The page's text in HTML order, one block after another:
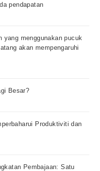
pendapatan
yang menggunakan pucuk
akan mempengaruhi
Besar?
Produktiviti dan
Pembajaan: Satu